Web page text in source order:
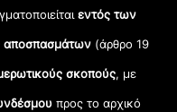
εντός των
αποσπασμάτων (άρθρο 19
σκοπούς, με
προς το αρχικό